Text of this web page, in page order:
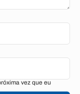
vez que eu